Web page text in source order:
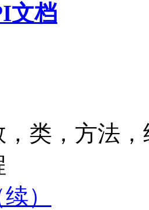
文档
类，方法
）